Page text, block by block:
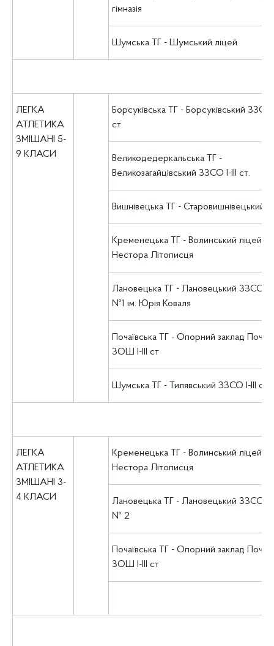
гімназія
Шумська ТГ - Шумський ліцей
ЛЕГКА
АТЛЕТИКА
ЗМІШАНІ 5-
9 КЛАСИ
Борсуківська ТГ - Борсуківський ЗЗСО І-
ст.
Великодедеркальська ТГ -
Великозагайцівський ЗЗСО І-ІІІ ст.
Вишнівецька ТГ - Старовишнівецький
Кременецька ТГ - Волинський ліцей ім.
Нестора Літописця
Лановецька ТГ - Лановецький ЗЗСО І-
№1 ім. Юрія Коваля
Почаївська ТГ - Опорний заклад
ЗОШ І-ІІІ ст
Шумська ТГ - Тилявський ЗЗСО І-ІІІ ст.
ЛЕГКА
АТЛЕТИКА
ЗМІШАНІ 3-
4 КЛАСИ
Кременецька ТГ - Волинський ліцей ім.
Нестора Літописця
Лановецька ТГ - Лановецький ЗЗСО І-
№ 2
Почаївська ТГ - Опорний заклад
ЗОШ І-ІІІ ст